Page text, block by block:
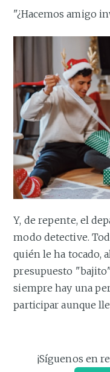
"¿Hacemos amigo
Y, de repente, el
modo detective.
quién le ha tocado,
presupuesto
siempre hay una
participar aunque
¡Síguenos en